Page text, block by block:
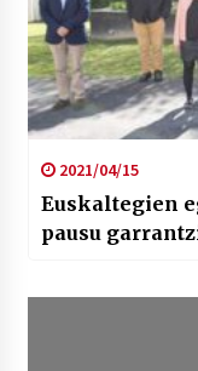
2021/04/15
Euskaltegien
pausu